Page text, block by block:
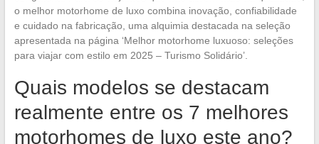
o melhor motorhome de luxo combina inovação, confiabilidade
e cuidado na fabricação, uma alquimia destacada na seleção
apresentada na página ‘Melhor motorhome luxuoso: seleções
para viajar com estilo em 2025 – Turismo Solidário’.
Quais modelos se destacam
realmente entre os 7 melhores
motorhomes de luxo este ano?